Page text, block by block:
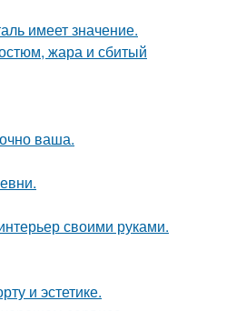
имеет значение.
жара и сбитый
ваша.
своими руками.
и эстетике.